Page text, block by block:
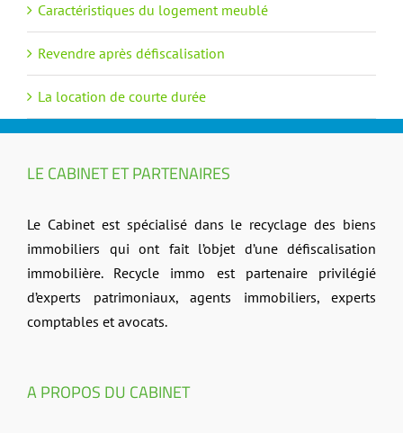
Caractéristiques du logement meublé
Revendre après défiscalisation
La location de courte durée
LE CABINET ET PARTENAIRES
Le Cabinet est spécialisé dans le recyclage des biens
immobiliers qui ont fait l’objet d’une défiscalisation
immobilière. Recycle immo est partenaire privilégié
d’experts patrimoniaux, agents immobiliers, experts
comptables et avocats.
A PROPOS DU CABINET